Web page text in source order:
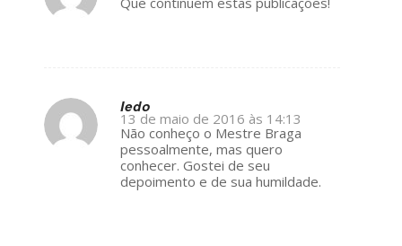
ays:
Iedo
s
ays:
13 de maio de 2016 às 14:13
Não conheço o Mestre Braga
pessoalmente, mas quero
conhecer. Gostei de seu
depoimento e de sua humildade.